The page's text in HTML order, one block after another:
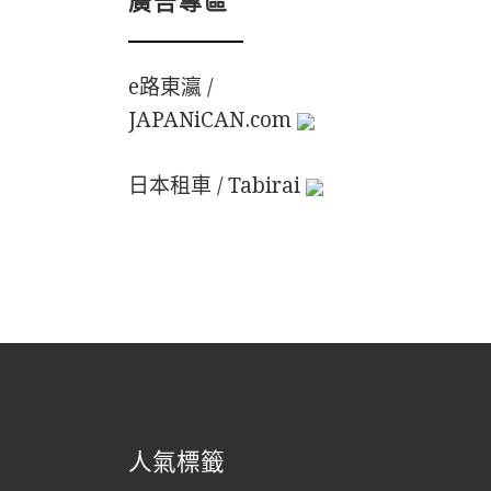
e路東瀛 /
JAPANiCAN.com
日本租車 / Tabirai
人氣標籤